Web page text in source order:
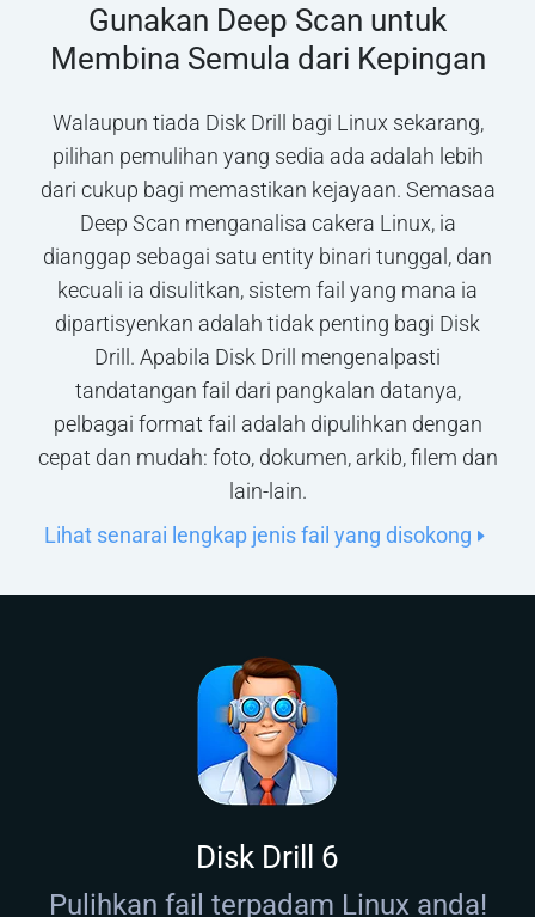
Gunakan Deep Scan untuk
Membina Semula dari Kepingan
Walaupun tiada Disk Drill bagi Linux sekarang,
pilihan pemulihan yang sedia ada adalah lebih
dari cukup bagi memastikan kejayaan. Semasaa
Deep Scan menganalisa cakera Linux, ia
dianggap sebagai satu entity binari tunggal, dan
kecuali ia disulitkan, sistem fail yang mana ia
dipartisyenkan adalah tidak penting bagi Disk
Drill. Apabila Disk Drill mengenalpasti
tandatangan fail dari pangkalan datanya,
pelbagai format fail adalah dipulihkan dengan
cepat dan mudah: foto, dokumen, arkib, filem dan
lain-lain.
Lihat senarai lengkap jenis fail yang disokong
Disk Drill 6
Pulihkan fail terpadam Linux anda!